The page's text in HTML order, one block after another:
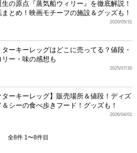
生の原点『蒸気船ウィリー』を徹底解説！
とめ！映画モチーフの施設＆グッズも！
2020/05/31
ターキーレッグはどこに売ってる？値段・
ー・味の感想も
2025/07/30
ターキーレッグ】販売場所＆値段！ディズ
シーの食べ歩きフード！グッズも！
2026/04/01
全8件 1〜8件目